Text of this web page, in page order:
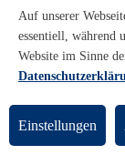
Janczyk, M. &
contribute to item
Research, 74,370-
Heuer, H.,
generation in
Experimental
2004-2009:
Auf unserer
essentiell, während
Website im Sinne
Einstellungen